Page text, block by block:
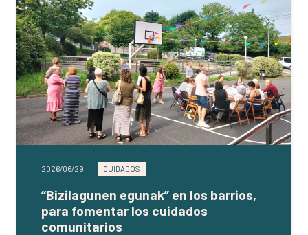
2026/06/29 CUIDADOS
“Bizilagunen egunak” en los barrios,
para fomentar los cuidados
comunitarios